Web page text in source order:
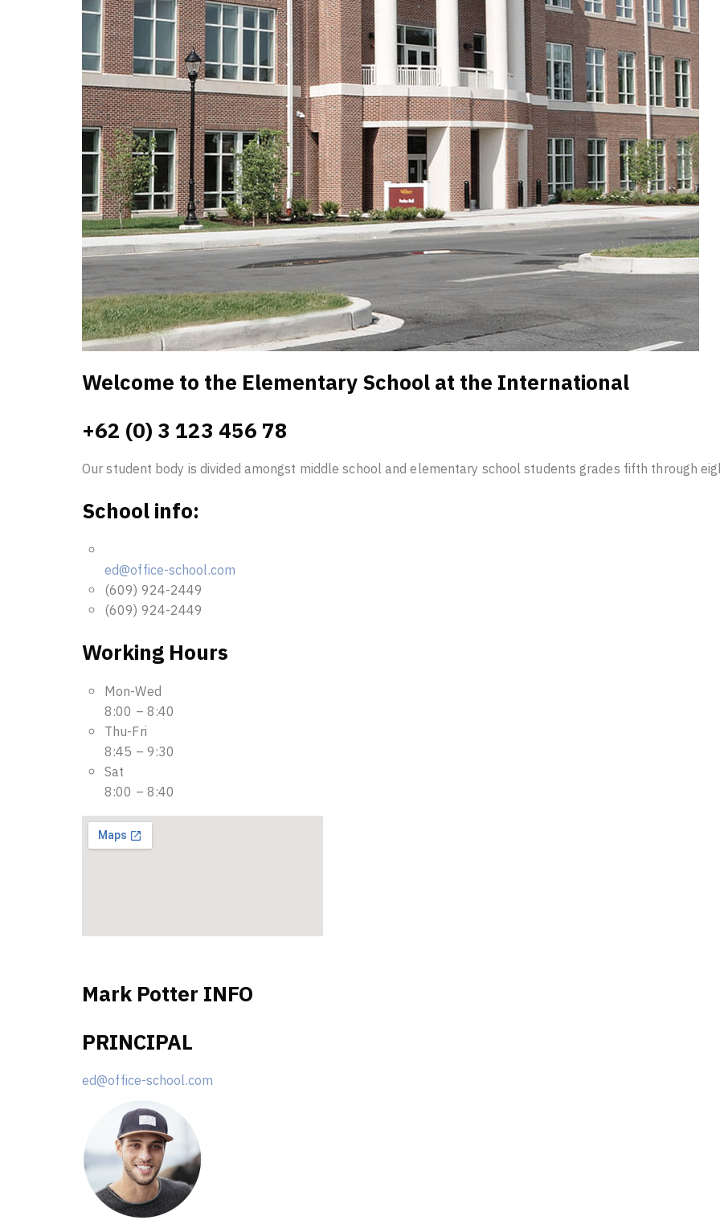
Welcome to the Elementary School at the International
+62 (0) 3 123 456 78
Our student body is divided amongst middle school and elementary school students grades fifth through
School info:
ed@office-school.com
(609) 924-2449
(609) 924-2449
Working Hours
Mon-Wed
8:00 – 8:40
Thu-Fri
8:45 – 9:30
Sat
8:00 – 8:40
Mark PotterINFO
PRINCIPAL
ed@office-school.com